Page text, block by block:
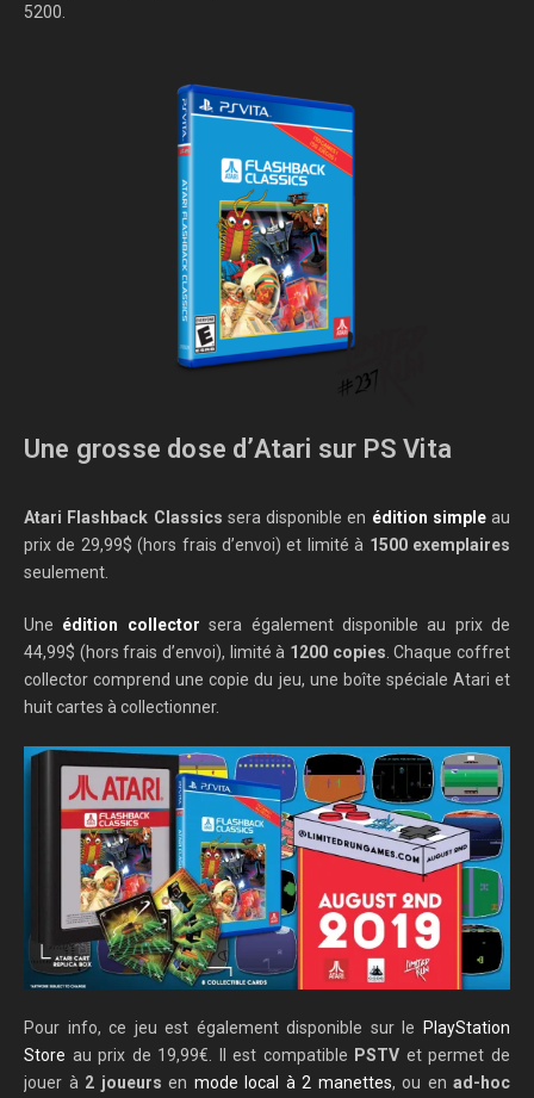
5200.
Une grosse dose d’Atari sur PS Vita
Atari Flashback Classics sera disponible en édition simpleau
prix de 29,99$ (hors frais d’envoi) et limité à 1500 exemplaires
seulement.
Une édition collector sera également disponible au prix de
44,99$ (hors frais d’envoi), limité à 1200 copies . Chaque coffret
collector comprend une copie du jeu, une boîte spéciale Atari et
huit cartes à collectionner.
Pour info, ce jeu est également disponible sur le
PlayStation
Store au prix de 19,99€. Il est compatible PSTV et permet de
jouer à 2 joueurs en mode local à 2 manettes, ou en ad-hoc